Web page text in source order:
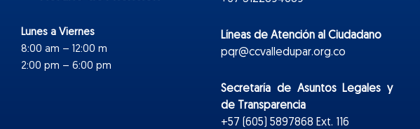
Lunes a Viernes
8:00 am – 12:00 m
2:00 pm – 6:00 pm
Líneas de Atención al Ciudadano
pqr@ccvalledupar.org.co
Secretaría de Asuntos Legales y
de Transparencia
+57 (605) 5897868 Ext. 116